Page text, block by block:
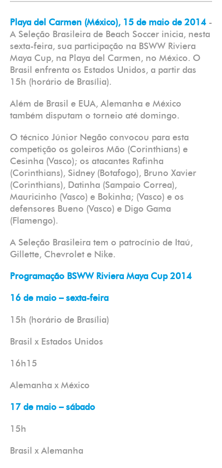
Playa del Carmen (México), 15 de maio de 2014 -
A Seleção Brasileira de Beach Soccer inicia, nesta
sexta-feira, sua participação na BSWW Riviera
Maya Cup, na Playa del Carmen, no México. O
Brasil enfrenta os Estados Unidos, a partir das
15h (horário de Brasília).
Além de Brasil e EUA, Alemanha e México
também disputam o torneio até domingo.
O técnico Júnior Negão convocou para esta
competição os goleiros Mão (Corinthians) e
Cesinha (Vasco); os atacantes Rafinha
(Corinthians), Sidney (Botafogo), Bruno Xavier
(Corinthians), Datinha (Sampaio Correa),
Mauricinho (Vasco) e Bokinha; (Vasco) e os
defensores Bueno (Vasco) e Digo Gama
(Flamengo).
A Seleção Brasileira tem o patrocínio de Itaú,
Gillette, Chevrolet e Nike.
Programação BSWW Riviera Maya Cup 2014
16 de maio – sexta-feira
15h (horário de Brasília)
Brasil x Estados Unidos
16h15
Alemanha x México
17 de maio – sábado
15h
Brasil x Alemanha